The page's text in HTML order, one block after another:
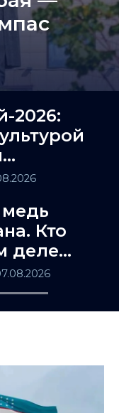
2026:
Кто
деле